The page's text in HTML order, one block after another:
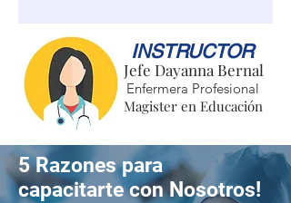
INSTRUCTOR
Jefe Dayanna Bernal
Enfermera Profesional
Magister en Educación
5 Razones para
capacitarte con Nosotros!